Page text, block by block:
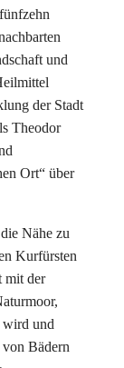
und
der Stadt
Theodor
Ort“ über
Nähe zu
Kurfürsten
mit der
wird und
Bädern